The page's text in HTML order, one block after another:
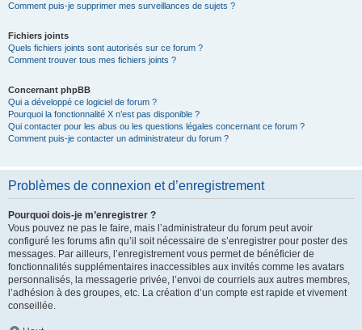
Comment puis-je supprimer mes surveillances de sujets ?
Fichiers joints
Quels fichiers joints sont autorisés sur ce forum ?
Comment trouver tous mes fichiers joints ?
Concernant phpBB
Qui a développé ce logiciel de forum ?
Pourquoi la fonctionnalité X n’est pas disponible ?
Qui contacter pour les abus ou les questions légales concernant ce forum ?
Comment puis-je contacter un administrateur du forum ?
Problèmes de connexion et d’enregistrement
Pourquoi dois-je m’enregistrer ?
Vous pouvez ne pas le faire, mais l’administrateur du forum peut avoir
configuré les forums afin qu’il soit nécessaire de s’enregistrer pour poster des
messages. Par ailleurs, l’enregistrement vous permet de bénéficier de
fonctionnalités supplémentaires inaccessibles aux invités comme les avatars
personnalisés, la messagerie privée, l’envoi de courriels aux autres membres,
l’adhésion à des groupes, etc. La création d’un compte est rapide et vivement
conseillée.